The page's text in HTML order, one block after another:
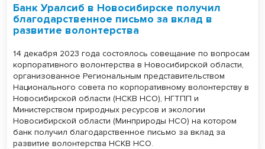
Банк Уралсиб в Новосибирске получил
благодарственное письмо за вклад в
развитие волонтерства
14 декабря 2023 года состоялось совещание по вопросам
корпоративного волонтерства в Новосибирской области,
организованное Региональным представительством
Национального совета по корпоративному волонтерству в
Новосибирской области (НСКВ НСО), НГТПП и
Министерством природных ресурсов и экологии
Новосибирской области (Минприроды НСО) на котором
банк получил благодарственное письмо за вклад за
развитие волонтерства НСКВ НСО.